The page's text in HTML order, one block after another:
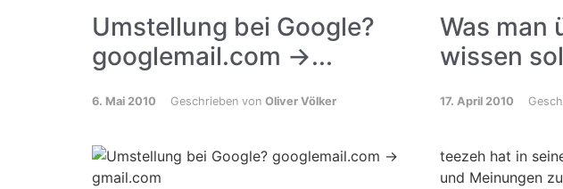
Umstellung bei Google?
googlemail.com ->...
6. Mai 2010 Geschrieben von Oliver Völker
Was man
wissen
17. April 2010
teezeh hat in
und Meinungen